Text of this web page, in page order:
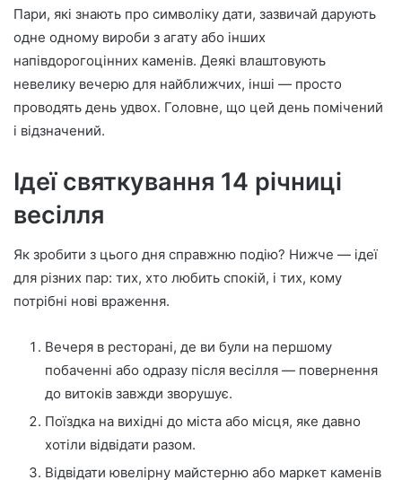
Пари, які знають про символіку дати, зазвичай дарують
одне одному вироби з агату або інших
напівдорогоцінних каменів. Деякі влаштовують
невелику вечерю для найближчих, інші — просто
проводять день удвох. Головне, що цей день помічений
і відзначений.
Ідеї святкування 14 річниці
весілля
Як зробити з цього дня справжню подію? Нижче — ідеї
для різних пар: тих, хто любить спокій, і тих, кому
потрібні нові враження.
Вечеря в ресторані, де ви були на першому
побаченні або одразу після весілля — повернення
до витоків завжди зворушує.
Поїздка на вихідні до міста або місця, яке давно
хотіли відвідати разом.
Відвідати ювелірну майстерню або маркет каменів